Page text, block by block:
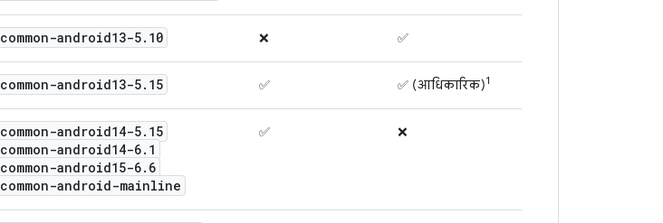
common-android13-5. 10 ❌ ✅
common-android13-5. 15 ✅ ✅ (आधिकारिक)1
common-android14-5. 15
common-android14-6. 1
common-android15-6. 6
common-android-mainline
✅ ❌